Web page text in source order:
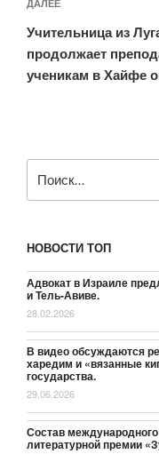
Следующая
запись
ДАЛЕЕ
Учительница из
продолжает
ученикам в Хайфе
НОВОСТИ ТОП
Адвокат в Израиле
и Тель-Авиве.
28.02.2026
В видео обсуждаются
харедим и «вязанные
государства.
29.06.2026
Состав
литературной премии